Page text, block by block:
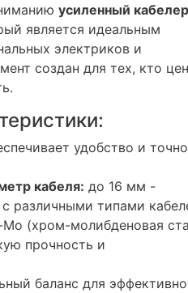
усиленный
является идеальным
электриков и
создан для тех, кто
удобство и
кабеля: до 16 мм -
с различными типами
Mo (хром-молибденовая
прочность и
баланс для